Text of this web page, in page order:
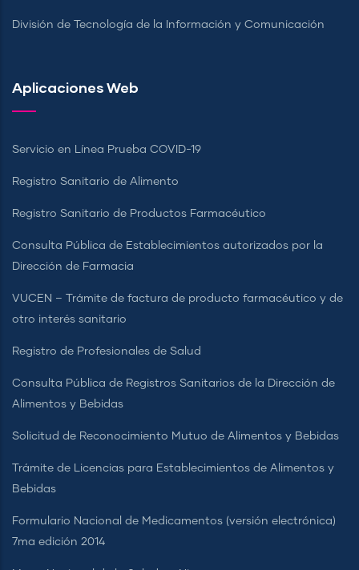
División de Tecnología de la Información y Comunicación
Aplicaciones Web
Servicio en Línea Prueba COVID-19
Registro Sanitario de Alimento
Registro Sanitario de Productos Farmacéutico
Consulta Pública de Establecimientos autorizados por la
Dirección de Farmacia
VUCEN – Trámite de factura de producto farmacéutico y de
otro interés sanitario
Registro de Profesionales de Salud
Consulta Pública de Registros Sanitarios de la Dirección de
Alimentos y Bebidas
Solicitud de Reconocimiento Mutuo de Alimentos y Bebidas
Trámite de Licencias para Establecimientos de Alimentos y
Bebidas
Formulario Nacional de Medicamentos (versión electrónica)
7ma edición 2014